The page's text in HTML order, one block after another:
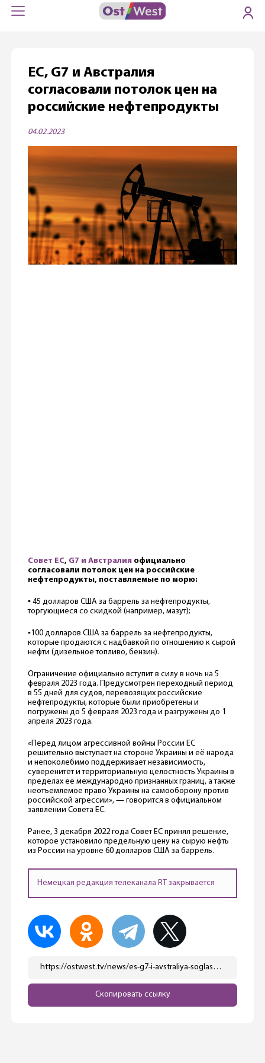
ЕС, G7 и Австралия
согласовали потолок цен на
российские нефтепродукты
04.02.2023
Совет ЕС, G7 и Австралияофициально
согласовали потолок цен на российские
нефтепродукты, поставляемые по морю:
▪️ 45 долларов США за баррель за нефтепродукты,
торгующиеся со скидкой (например, мазут);
▪️100 долларов США за баррель за нефтепродукты,
которые продаются с надбавкой по отношению к сырой
нефти (дизельное топливо, бензин).
Ограничение официально вступит в силу в ночь на 5
февраля 2023 года. Предусмотрен переходный период
в 55 дней для судов, перевозящих российские
нефтепродукты, которые были приобретены и
погружены до 5 февраля 2023 года и разгружены до 1
апреля 2023 года.
«Перед лицом агрессивной войны России ЕС
решительно выступает на стороне Украины и её народа
и непоколебимо поддерживает независимость,
суверенитет и территориальную целостность Украины в
пределах её международно признанных границ, а также
неотъемлемое право Украины на самооборону против
российской агрессии», — говорится в официальном
заявлении Совета ЕС.
Ранее, 3 декабря 2022 года Совет ЕС принял решение,
которое установило предельную цену на сырую нефть
из России на уровне 60 долларов США за баррель.
Немецкая редакция телеканала RT закрывается
https://ostwest.tv/news/es-g7-i-avstraliya-soglasovali-potolok-cen-na-rossijskie-nefteprodukty/
Скопировать ссылку